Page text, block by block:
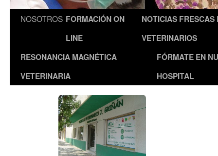
NOSOTROS FORMACIÓN ON
LINE
NOTICIAS FRESCAS
VETERINARIOS
RESONANCIA MAGNÉTICA
VETERINARIA
FÓRMATE EN
HOSPITAL